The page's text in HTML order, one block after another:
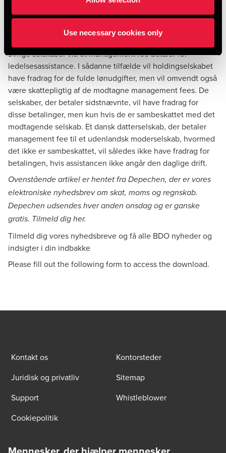
Use necessary cookies only
Omvendt er der intet til hinder for, at man i koncerner kan
vælge at have fx den samlede ledelse og visse
øvrige selskaber via et management fee betaler for
ledelsesassistance. I sådanne tilfælde vil holdingselskabet
have fradrag for de fulde lønudgifter, men vil omvendt også
være skattepligtig af de modtagne management fees. De
selskaber, der betaler sidstnævnte, vil have fradrag for
disse betalinger, men kun hvis de er sambeskattet med det
modtagende selskab. Et dansk datterselskab, der betaler
management fee til et udenlandsk moderselskab, hvormed
det ikke er sambeskattet, vil således ikke have fradrag for
betalingen, hvis assistancen ikke angår den daglige drift.
Ovenstående artikel er hentet fra Depechen, der er vores
elektroniske nyhedsbrev om skat, moms og regnskab.
Depechen udsendes hver anden onsdag og er ganske
gratis. Tilmeld dig her.
Tilmeld dig vores nyhedsbreve og få alle BDO nyheder og
indsigter i din indbakke
Please fill out the following form to access the download.
Kontakt os
Kontorsteder
Juridisk og privatliv
Sitemap
Support
Whistleblower
Cookiepolitik